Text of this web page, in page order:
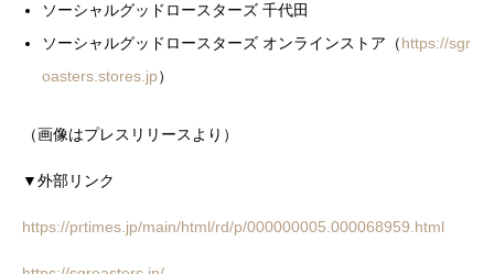
ソーシャルグッドロースターズ 千代田
ソーシャルグッドロースターズ オンラインストア（https://sgr
oasters.stores.jp）
（画像はプレスリリースより）
▼外部リンク
https://prtimes.jp/main/html/rd/p/000000005.000068959.html